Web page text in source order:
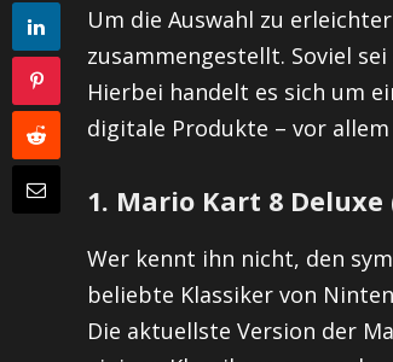
Um die Auswahl zu
zusammengestellt. Soviel
Hierbei handelt es sich um
digitale Produkte – vor allem
1. Mario Kart 8
Wer kennt ihn nicht, den
beliebte Klassiker von
Die aktuellste Version der